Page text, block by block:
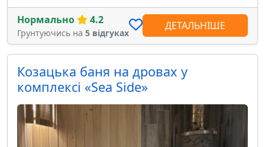
Нормально 4.2
Грунтуючись на 5 відгуках
ДЕТАЛЬНІШЕ
Козацька баня на дровах у
комплексі «Sea Side»